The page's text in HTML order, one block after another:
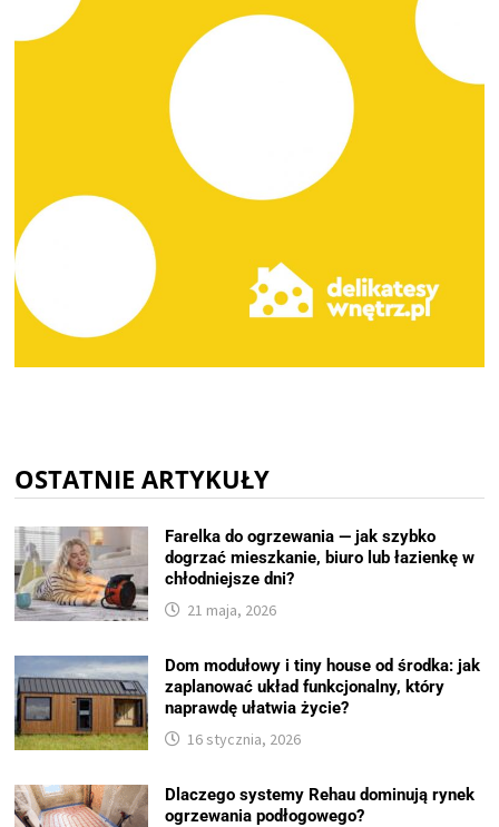
OSTATNIE ARTYKUŁY
Farelka do ogrzewania — jak szybko
dogrzać mieszkanie, biuro lub łazienkę w
chłodniejsze dni?
21 maja, 2026
Dom modułowy i tiny house od środka: jak
zaplanować układ funkcjonalny, który
naprawdę ułatwia życie?
16 stycznia, 2026
Dlaczego systemy Rehau dominują rynek
ogrzewania podłogowego?